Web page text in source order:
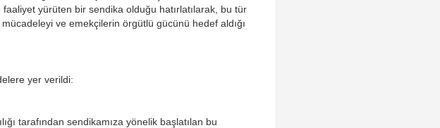
yürüten bir sendika olduğu hatırlatılarak, bu tür
ve emekçilerin örgütlü gücünü hedef aldığı
yer verildi:
tarafından sendikamıza yönelik başlatılan bu